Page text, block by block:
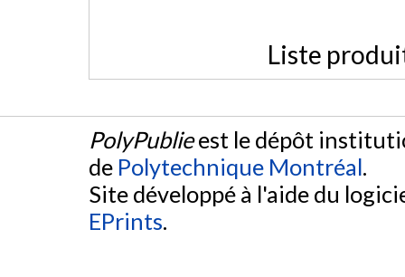
Liste
PolyPublieest le dépôt
de Polytechnique Montréal.
Site développé à l'aide du
EPrints.